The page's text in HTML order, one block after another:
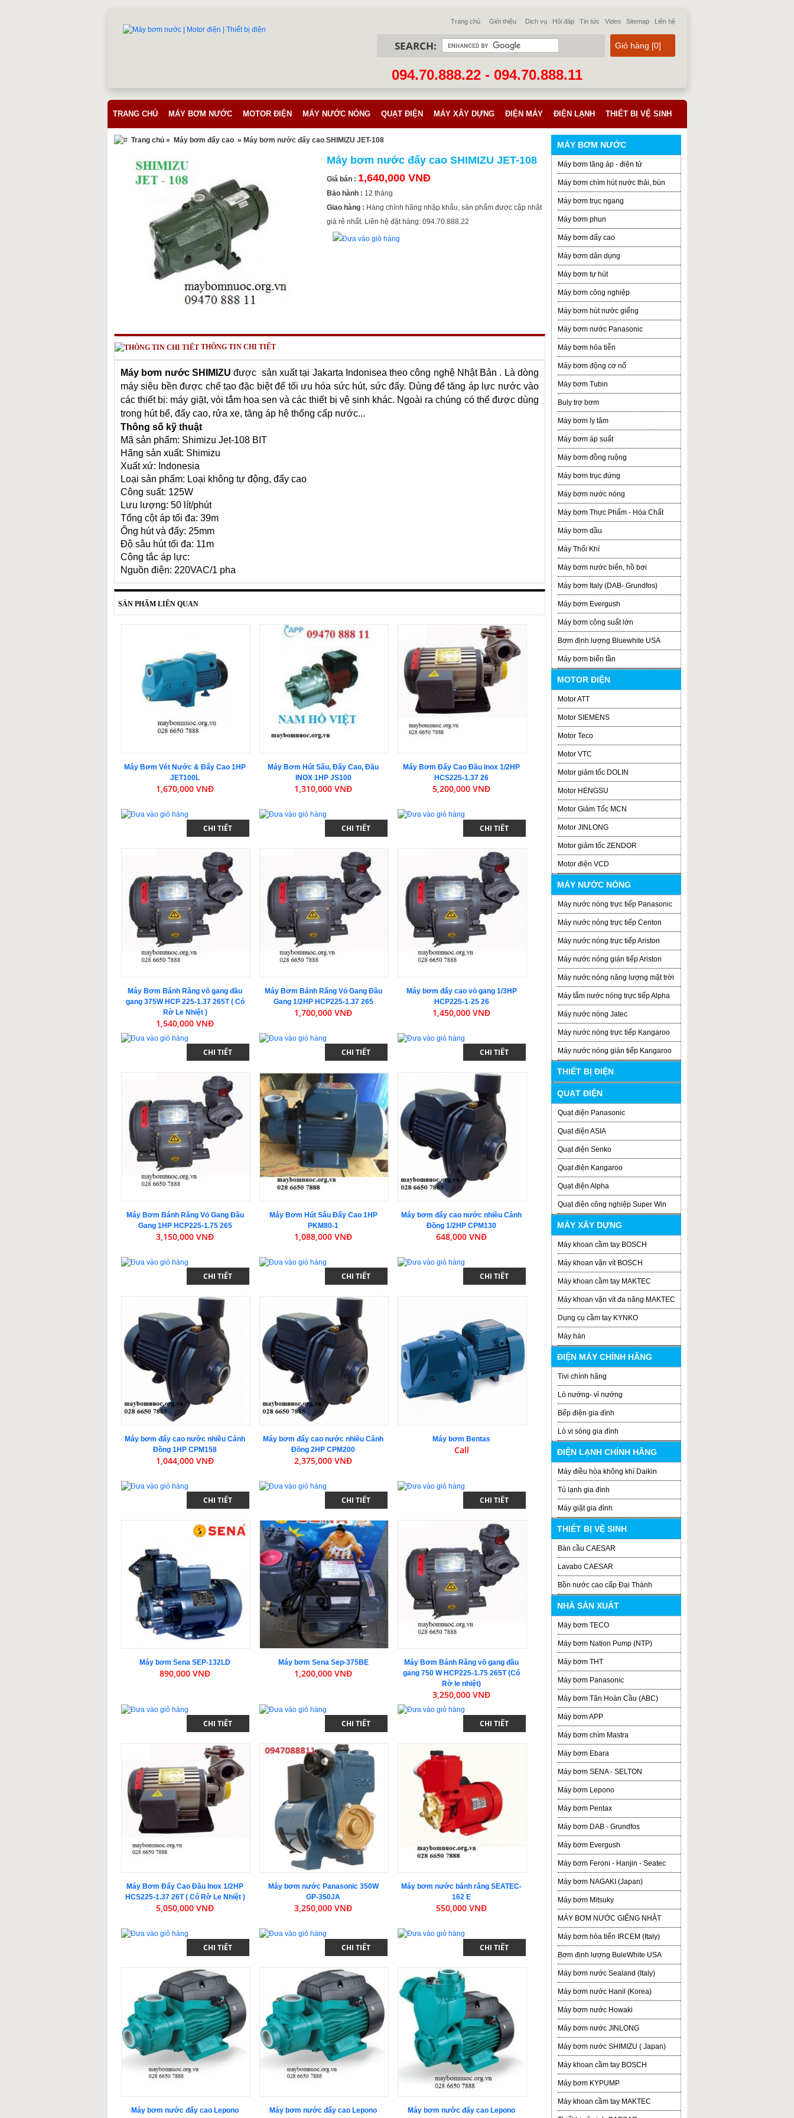
Trang chủ Giới thiệu Dịch vụ Hỏi đáp Tin tức Video Sitemap Liên hệ
Giỏ hàng [0]
SEARCH:
094.70.888.22 - 094.70.888.11
TRANG CHỦ MÁY BƠM NƯỚC MOTOR ĐIỆN MÁY NƯỚC NÓNG QUẠT ĐIỆN MÁY XÂY DỰNG ĐIỆN MÁY ĐIỆN LẠNH THIẾT BỊ VỆ SINH
Trang chủ » Máy bơm đẩy cao » Máy bơm nước đẩy cao SHIMIZU JET-108
Máy bơm nước đẩy cao SHIMIZU JET-108
Giá bán : 1,640,000 VNĐ
Bảo hành : 12 tháng
Giao hàng : Hàng chính hãng nhập khẩu, sản phẩm được cập nhật
giá rẻ nhất. Liên hệ đặt hàng: 094.70.888.22
THÔNG TIN CHI TIẾT
Máy bơm nước SHIMIZU được sản xuất tại Jakarta Indonisea theo công nghệ Nhật Bản . Là dòng
máy siêu bền được chế tạo đặc biệt để tối ưu hóa sức hút, sức đẩy. Dùng để tăng áp lực nước vào
các thiết bị: máy giặt, vòi tắm hoa sen và các thiết bị vệ sinh khác. Ngoài ra chúng có thể được dùng
trong hút bể, đẩy cao, rửa xe, tăng áp hệ thống cấp nước...
Thông số kỹ thuật
Mã sản phẩm: Shimizu Jet-108 BIT
Hãng sản xuất: Shimizu
Xuất xứ: Indonesia
Loại sản phẩm: Loại không tự động, đẩy cao
Công suất: 125W
Lưu lượng: 50 lít/phút
Tổng cột áp tối đa: 39m
Ống hút và đẩy: 25mm
Độ sâu hút tối đa: 11m
Công tắc áp lực:
Nguồn điện: 220VAC/1 pha
SẢN PHẨM LIÊN QUAN
Máy Bơm Vét Nước & Đẩy Cao 1HP
JET100L
1,670,000 VNĐ
CHI TIẾT
Máy Bơm Hút Sâu, Đẩy Cao, Đầu
INOX 1HP JS100
1,310,000 VNĐ
CHI TIẾT
Máy Bơm Đẩy Cao Đầu Inox 1/2HP
HCS225-1.37 26
5,200,000 VNĐ
CHI TIẾT
Máy Bơm Bánh Răng võ gang đầu
gang 375W HCP 225-1.37 265T ( Có
Rờ Le Nhiệt )
1,540,000 VNĐ
CHI TIẾT
Máy Bơm Bánh Răng Vỏ Gang Đầu
Gang 1/2HP HCP225-1.37 265
1,700,000 VNĐ
CHI TIẾT
Máy bơm đẩy cao vỏ gang 1/3HP
HCP225-1-25 26
1,450,000 VNĐ
CHI TIẾT
Máy Bơm Bánh Răng Vỏ Gang Đầu
Gang 1HP HCP225-1.75 265
3,150,000 VNĐ
CHI TIẾT
Máy Bơm Hút Sâu Đẩy Cao 1HP
PKM80-1
1,088,000 VNĐ
CHI TIẾT
Máy bơm đẩy cao nước nhiều Cánh
Đồng 1/2HP CPM130
648,000 VNĐ
CHI TIẾT
Máy bơm đẩy cao nước nhiều Cánh
Đồng 1HP CPM158
1,044,000 VNĐ
CHI TIẾT
Máy bơm đẩy cao nước nhiều Cánh
Đồng 2HP CPM200
2,375,000 VNĐ
CHI TIẾT
Máy bơm Bentas
Call
CHI TIẾT
Máy bơm Sena SEP-132LD
890,000 VNĐ
CHI TIẾT
Máy bơm Sena Sep-375BE
1,200,000 VNĐ
CHI TIẾT
Máy Bơm Bánh Răng võ gang đầu
gang 750 W HCP225-1.75 265T (Có
Rờ le nhiệt)
3,250,000 VNĐ
CHI TIẾT
Máy Bơm Đẩy Cao Đầu Inox 1/2HP
HCS225-1.37 26T ( Có Rờ Le Nhiệt )
5,050,000 VNĐ
CHI TIẾT
Máy bơm nước Panasonic 350W
GP-350JA
3,250,000 VNĐ
CHI TIẾT
Máy bơm nước bánh răng SEATEC-
162 E
550,000 VNĐ
CHI TIẾT
Máy bơm nước đẩy cao Lepono
Máy bơm nước đẩy cao Lepono
Máy bơm nước đẩy cao Lepono
MÁY BƠM NƯỚC
Máy bơm tăng áp - điện tử
Máy bơm chìm hút nước thải, bùn
Máy bơm trục ngang
Máy bơm phun
Máy bơm đẩy cao
Máy bơm dân dụng
Máy bơm tự hút
Máy bơm công nghiệp
Máy bơm hút nước giếng
Máy bơm nước Panasonic
Máy bơm hỏa tiễn
Máy bơm động cơ nổ
Máy bơm Tubin
Buly trợ bơm
Máy bơm ly tâm
Máy bơm áp suất
Máy bơm đồng ruộng
Máy bơm trục đứng
Máy bơm nước nóng
Máy bơm Thực Phẩm - Hóa Chất
Máy bơm dầu
Máy Thổi Khí
Máy bơm nước biển, hồ bơi
Máy bơm Italy (DAB- Grundfos)
Máy bơm Evergush
Máy bơm công suất lớn
Bơm định lượng Bluewhite USA
Máy bơm biến tần
MOTOR ĐIỆN
Motor ATT
Motor SIEMENS
Motor Teco
Motor VTC
Motor giảm tốc DOLIN
Motor HENGSU
Motor Giảm Tốc MCN
Motor JINLONG
Motor giảm tốc ZENDOR
Motor điện VCD
MÁY NƯỚC NÓNG
Máy nước nóng trực tiếp Panasonic
Máy nước nóng trực tiếp Centon
Máy nước nóng trực tiếp Ariston
Máy nước nóng gián tiếp Ariston
Máy nước nóng năng lượng mặt trời
Máy tắm nước nóng trực tiếp Alpha
Máy nước nóng Jatec
Máy nước nóng trực tiếp Kangaroo
Máy nước nóng gián tiếp Kangaroo
THIẾT BỊ ĐIỆN
QUẠT ĐIỆN
Quạt điện Panasonic
Quạt điện ASIA
Quạt điện Senko
Quạt điện Kangaroo
Quạt điện Alpha
Quạt điện công nghiệp Super Win
MÁY XÂY DỰNG
Máy khoan cầm tay BOSCH
Máy khoan vặn vít BOSCH
Máy khoan cầm tay MAKTEC
Máy khoan vặn vít đa năng MAKTEC
Dụng cụ cầm tay KYNKO
Máy hàn
ĐIỆN MÁY CHÍNH HÃNG
Tivi chính hãng
Lò nướng- vỉ nướng
Bếp điện gia đình
Lò vi sóng gia đình
ĐIỆN LẠNH CHÍNH HÃNG
Máy điều hòa không khí Daikin
Tủ lạnh gia đình
Máy giặt gia đình
THIẾT BỊ VỆ SINH
Bàn cầu CAESAR
Lavabo CAESAR
Bồn nước cao cấp Đại Thành
NHÀ SẢN XUẤT
Máy bơm TECO
Máy bơm Nation Pump (NTP)
Máy bơm THT
Máy bơm Panasonic
Máy bơm Tân Hoàn Cầu (ABC)
Máy bơm APP
Máy bơm chìm Mastra
Máy bơm Ebara
Máy bơm SENA - SELTON
Máy bơm Lepono
Máy bơm Pentax
Máy bơm DAB - Grundfos
Máy bơm Evergush
Máy bơm Feroni - Hanjin - Seatec
Máy bơm NAGAKI (Japan)
Máy bơm Mitsuky
MÁY BƠM NƯỚC GIẾNG NHẬT
Máy bơm hỏa tiển IRCEM (Italy)
Bơm định lượng BuleWhite USA
Máy bơm nước Sealand (Italy)
Máy bơm nước Hanil (Korea)
Máy bơm nước Howaki
Máy bơm nước JINLONG
Máy bơm nước SHIMIZU ( Japan)
Máy khoan cầm tay BOSCH
Máy bơm KYPUMP
Máy khoan cầm tay MAKTEC